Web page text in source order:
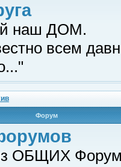
наш ДОМ.
всем
Форум
ОБЩИХ